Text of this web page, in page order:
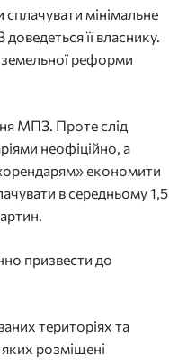
мінімальне
її власнику.
реформи
МПЗ. Проте слід
неофіційно, а
економити
в середньому 1,5
призвести до
територіях та
розміщені